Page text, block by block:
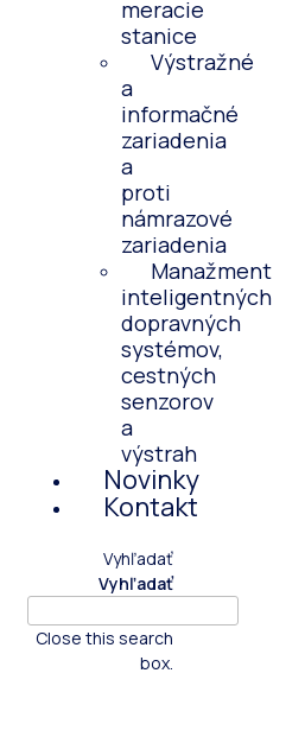
meracie
stanice
Výstražné
a
informačné
zariadenia
a
proti
námrazové
zariadenia
Manažment
inteligentných
dopravných
systémov,
cestných
senzorov
a
výstrah
Novinky
Kontakt
Vyhľadať
Vyhľadať
Close this search
box.